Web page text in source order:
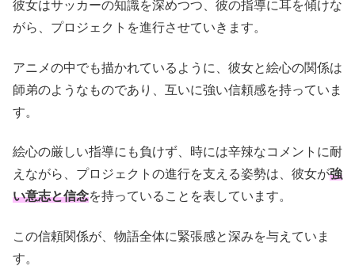
彼女はサッカーの知識を深めつつ、彼の指導に耳を傾けな
がら、プロジェクトを進行させていきます。
アニメの中でも描かれているように、彼女と絵心の関係は
師弟のようなものであり、互いに強い信頼感を持っていま
す。
絵心の厳しい指導にも負けず、時には辛辣なコメントに耐
えながら、プロジェクトの進行を支える姿勢は、彼女が強
い意志と信念を持っていることを表しています。
この信頼関係が、物語全体に緊張感と深みを与えていま
す。